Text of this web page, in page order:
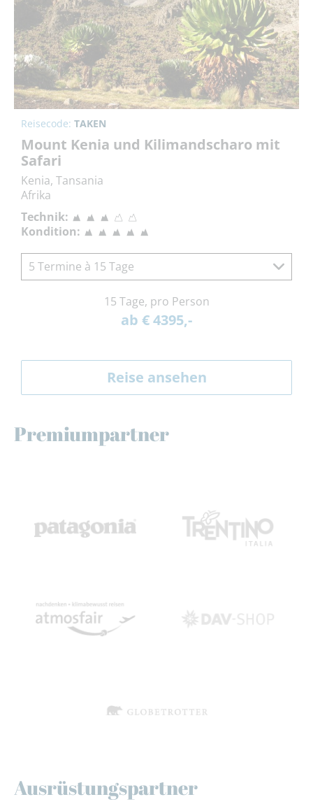
Reisecode: TAKEN
Mount Kenia und Kilimandscharo mit
Safari
Kenia, Tansania
Afrika
Technik:
Kondition:
5 Termine à 15 Tage
15 Tage, pro Person
ab € 4395,-
Reise ansehen
Premiumpartner
Ausrüstungspartner